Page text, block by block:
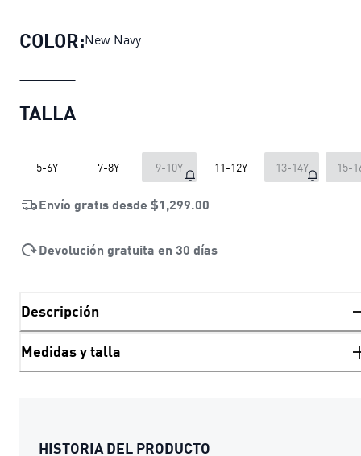
COLOR:New Navy
TALLA
5-6Y 7-8Y 9-10Y 11-12Y 13-14Y 15-
Envío gratis desde $1,299.00
Devolución gratuita en 30 días
Descripción
Medidas y talla
HISTORIA DEL PRODUCTO